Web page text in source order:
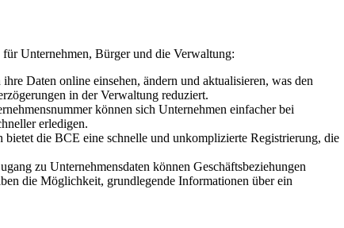
Unternehmen, Bürger und die Verwaltung:
Daten online einsehen, ändern und aktualisieren, was den
in der Verwaltung reduziert.
können sich Unternehmen einfacher bei
erledigen.
bietet die BCE eine schnelle und unkomplizierte Registrierung, die
zu Unternehmensdaten können Geschäftsbeziehungen
die Möglichkeit, grundlegende Informationen über ein